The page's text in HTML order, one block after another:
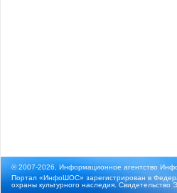
© 2007-2026, Информационное агентство
Портал «ИнфоШОС» зарегистрирован в
охраны культурного наследия.